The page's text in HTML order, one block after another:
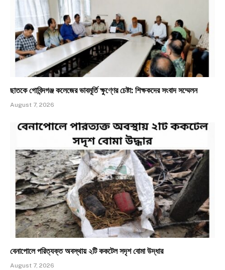
ছাতকে গোবিন্দগঞ্জ কলেজের ভাবমূর্তি ক্ষুণ্ণের চেষ্টা: শিক্ষকদের সংবাদ সম্মেলন
August 7, 2026
​বেনাপোলে পরিত্যক্ত অবস্থায় ২টি ককটেল সদৃশ বোমা উদ্ধার
August 7, 2026